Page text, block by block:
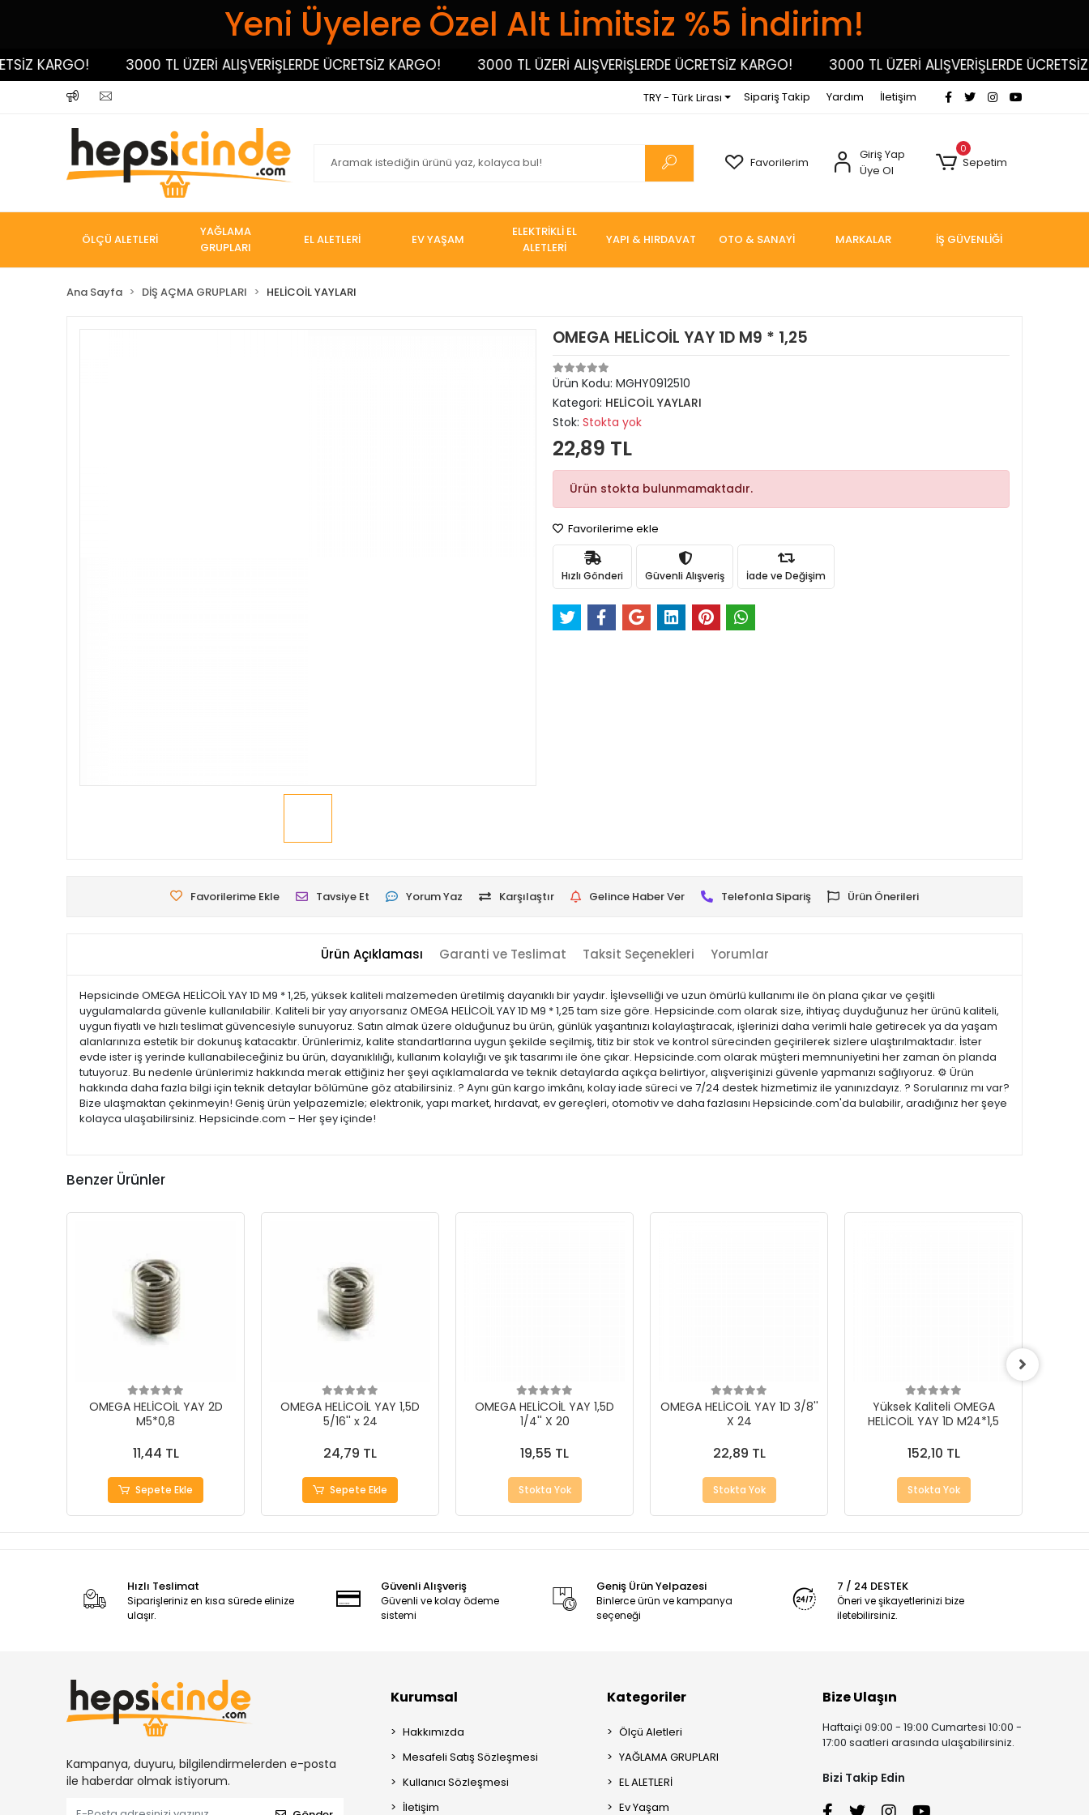
Yeni Üyelere Özel Alt Limitsiz %5 İndirim!
KARGO! 3000 TL ÜZERİ ALIŞVERİŞLERDE ÜCRETSİZ KARGO! 3000 TL ÜZERİ ALIŞVERİŞLERDE ÜCRETSİZ KARGO! 3000 TL ÜZERİ ALIŞVERİŞLERDE ÜCRETSİZ
TRY - Türk Lirası Sipariş Takip Yardım İletişim
Favorilerim
Giriş Yap
Üye Ol
0
Sepetim
ÖLÇÜ ALETLERİ
YAĞLAMA
GRUPLARI
EL ALETLERİ EV YAŞAM
ELEKTRİKLİ EL
ALETLERİ
YAPI & HIRDAVAT OTO & SANAYİ MARKALAR İŞ GÜVENLİĞİ
Ana Sayfa DİŞ AÇMA GRUPLARI HELİCOİL YAYLARI
OMEGA HELİCOİL YAY 1D M9 * 1,25
Ürün Kodu: MGHY0912510
Kategori: HELİCOİL YAYLARI
Stok: Stokta yok
22,89 TL
Ürün stokta bulunmamaktadır.
Favorilerime ekle
Hızlı Gönderi Güvenli Alışveriş İade ve Değişim
Favorilerime Ekle Tavsiye Et Yorum Yaz Karşılaştır Gelince Haber Ver Telefonla Sipariş Ürün Önerileri
Ürün Açıklaması Garanti ve Teslimat Taksit Seçenekleri Yorumlar
Hepsicinde OMEGA HELİCOİL YAY 1D M9 * 1,25, yüksek kaliteli malzemeden üretilmiş dayanıklı bir yaydır. İşlevselliği ve uzun ömürlü kullanımı ile ön plana çıkar ve çeşitli
uygulamalarda güvenle kullanılabilir. Kaliteli bir yay arıyorsanız OMEGA HELİCOİL YAY 1D M9 * 1,25 tam size göre. Hepsicinde.com olarak size, ihtiyaç duyduğunuz her ürünü kaliteli,
uygun fiyatlı ve hızlı teslimat güvencesiyle sunuyoruz. Satın almak üzere olduğunuz bu ürün, günlük yaşantınızı kolaylaştıracak, işlerinizi daha verimli hale getirecek ya da yaşam
alanlarınıza estetik bir dokunuş katacaktır. Ürünlerimiz, kalite standartlarına uygun şekilde seçilmiş, titiz bir stok ve kontrol sürecinden geçirilerek sizlere ulaştırılmaktadır. İster
evde ister iş yerinde kullanabileceğiniz bu ürün, dayanıklılığı, kullanım kolaylığı ve şık tasarımı ile öne çıkar. Hepsicinde.com olarak müşteri memnuniyetini her zaman ön planda
tutuyoruz. Bu nedenle ürünlerimiz hakkında merak ettiğiniz her şeyi açıklamalarda ve teknik detaylarda açıkça belirtiyor, alışverişinizi güvenle yapmanızı sağlıyoruz. ⚙️ Ürün
hakkında daha fazla bilgi için teknik detaylar bölümüne göz atabilirsiniz. ? Aynı gün kargo imkânı, kolay iade süreci ve 7/24 destek hizmetimiz ile yanınızdayız. ? Sorularınız mı var?
Bize ulaşmaktan çekinmeyin! Geniş ürün yelpazemizle; elektronik, yapı market, hırdavat, ev gereçleri, otomotiv ve daha fazlasını Hepsicinde.com'da bulabilir, aradığınız her şeye
kolayca ulaşabilirsiniz. Hepsicinde.com – Her şey içinde!
Benzer Ürünler
OMEGA HELİCOİL YAY 2D
M5*0,8
11,44 TL
Sepete Ekle
OMEGA HELİCOİL YAY 1,5D
5/16'' x 24
24,79 TL
Sepete Ekle
OMEGA HELİCOİL YAY 1,5D
1/4'' X 20
19,55 TL
Stokta Yok
OMEGA HELİCOİL YAY 1D 3/8''
X 24
22,89 TL
Stokta Yok
Yüksek Kaliteli OMEGA
HELİCOİL YAY 1D M24*1,5
152,10 TL
Stokta Yok
Hızlı Teslimat
Siparişleriniz en kısa sürede elinize
ulaşır.
Güvenli Alışveriş
Güvenli ve kolay ödeme
sistemi
Geniş Ürün Yelpazesi
Binlerce ürün ve kampanya
seçeneği
7 / 24 DESTEK
Öneri ve şikayetlerinizi bize
iletebilirsiniz.
Kampanya, duyuru, bilgilendirmelerden e-posta
ile haberdar olmak istiyorum.
Kurumsal
Hakkımızda
Mesafeli Satış Sözleşmesi
Kullanıcı Sözleşmesi
İletişim
Kategoriler
Ölçü Aletleri
YAĞLAMA GRUPLARI
EL ALETLERİ
Ev Yaşam
Bize Ulaşın
Haftaiçi 09:00 - 19:00 Cumartesi 10:00 -
17:00 saatleri arasında ulaşabilirsiniz.
Bizi Takip Edin